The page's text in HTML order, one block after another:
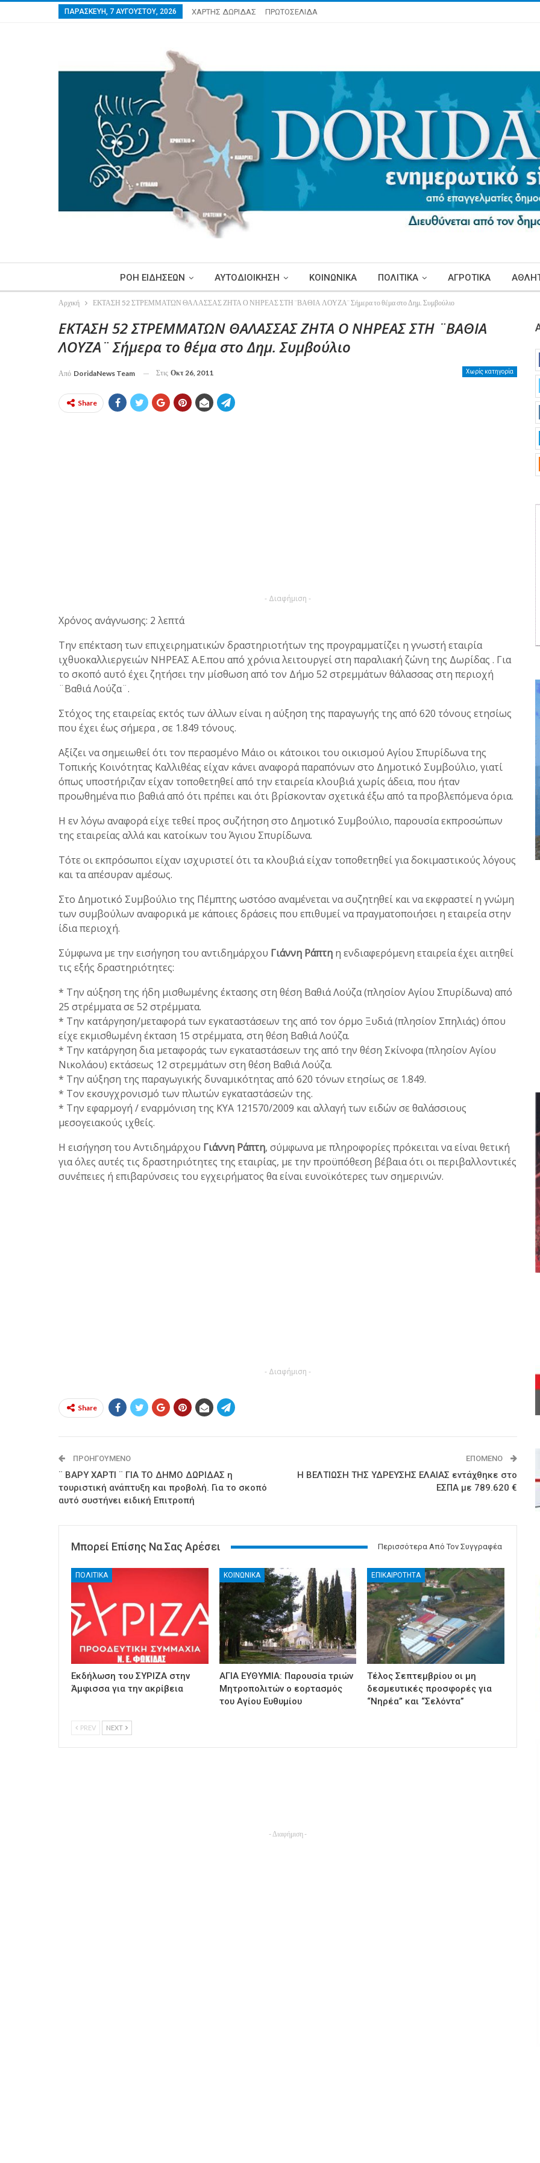
ΠΑΡΑΣΚΕΥΉ, 7 ΑΥΓΟΎΣΤΟΥ, 2026 ΧΑΡΤΗΣ ΔΩΡΙΔΑΣ ΠΡΩΤΟΣΕΛΙΔΑ
ΡΟΗ ΕΙΔΗΣΕΩΝ ΑΥΤΟΔΙΟΙΚΗΣΗ ΚΟΙΝΩΝΙΚΑ ΠΟΛΙΤΙΚΑ ΑΓΡΟΤΙΚΑ
Αρχική ΕΚΤΑΣΗ 52 ΣΤΡΕΜΜΑΤΩΝ ΘΑΛΑΣΣΑΣ ΖΗΤΑ Ο ΝΗΡΕΑΣ ΣΤΗ ¨ΒΑΘΙΑ ΛΟΥΖΑ¨ Σήμερα το θέμα στο Δημ. Συμβούλιο
ΕΚΤΑΣΗ 52 ΣΤΡΕΜΜΑΤΩΝ ΘΑΛΑΣΣΑΣ ΖΗΤΑ Ο ΝΗΡΕΑΣ ΣΤΗ ¨ΒΑΘΙΑ
ΛΟΥΖΑ¨ Σήμερα το θέμα στο Δημ. Συμβούλιο
Χωρίς κατηγορία
Από DoridaNews Team Στις Οκτ 26, 2011
Share
- Διαφήμιση -
Χρόνος ανάγνωσης: 2 λεπτά
Την επέκταση των επιχειρηματικών δραστηριοτήτων της προγραμματίζει η γνωστή εταιρία
ιχθυοκαλλιεργειών ΝΗΡΕΑΣ A.E.που από χρόνια λειτουργεί στη παραλιακή ζώνη της Δωρίδας . Για
το σκοπό αυτό έχει ζητήσει την μίσθωση από τον Δήμο 52 στρεμμάτων θάλασσας στη περιοχή
¨Βαθιά Λούζα¨.
Στόχος της εταιρείας εκτός των άλλων είναι η αύξηση της παραγωγής της από 620 τόνους ετησίως
που έχει έως σήμερα , σε 1.849 τόνους.
Αξίζει να σημειωθεί ότι τον περασμένο Μάιο οι κάτοικοι του οικισμού Αγίου Σπυρίδωνα της
Τοπικής Κοινότητας Καλλιθέας είχαν κάνει αναφορά παραπόνων στο Δημοτικό Συμβούλιο, γιατί
όπως υποστήριζαν είχαν τοποθετηθεί από την εταιρεία κλουβιά χωρίς άδεια, που ήταν
προωθημένα πιο βαθιά από ότι πρέπει και ότι βρίσκονταν σχετικά έξω από τα προβλεπόμενα όρια.
Η εν λόγω αναφορά είχε τεθεί προς συζήτηση στο Δημοτικό Συμβούλιο, παρουσία εκπροσώπων
της εταιρείας αλλά και κατοίκων του Άγιου Σπυρίδωνα.
Τότε οι εκπρόσωποι είχαν ισχυριστεί ότι τα κλουβιά είχαν τοποθετηθεί για δοκιμαστικούς λόγους
και τα απέσυραν αμέσως.
Στο Δημοτικό Συμβούλιο της Πέμπτης ωστόσο αναμένεται να συζητηθεί και να εκφραστεί η γνώμη
των συμβούλων αναφορικά με κάποιες δράσεις που επιθυμεί να πραγματοποιήσει η εταιρεία στην
ίδια περιοχή.
Σύμφωνα με την εισήγηση του αντιδημάρχου Γιάννη Ράπτη η ενδιαφερόμενη εταιρεία έχει αιτηθεί
τις εξής δραστηριότητες:
* Την αύξηση της ήδη μισθωμένης έκτασης στη θέση Βαθιά Λούζα (πλησίον Αγίου Σπυρίδωνα) από
25 στρέμματα σε 52 στρέμματα.
* Την κατάργηση/μεταφορά των εγκαταστάσεων της από τον όρμο Ξυδιά (πλησίον Σπηλιάς) όπου
είχε εκμισθωμένη έκταση 15 στρέμματα, στη θέση Βαθιά Λούζα.
* Την κατάργηση δια μεταφοράς των εγκαταστάσεων της από την θέση Σκίνοφα (πλησίον Αγίου
Νικολάου) εκτάσεως 12 στρεμμάτων στη θέση Βαθιά Λούζα.
* Την αύξηση της παραγωγικής δυναμικότητας από 620 τόνων ετησίως σε 1.849.
* Τον εκσυγχρονισμό των πλωτών εγκαταστάσεών της.
* Την εφαρμογή / εναρμόνιση της ΚΥΑ 121570/2009 και αλλαγή των ειδών σε θαλάσσιους
μεσογειακούς ιχθείς.
Η εισήγηση του Αντιδημάρχου Γιάννη Ράπτη, σύμφωνα με πληροφορίες πρόκειται να είναι θετική
για όλες αυτές τις δραστηριότητες της εταιρίας, με την προϋπόθεση βέβαια ότι οι περιβαλλοντικές
συνέπειες ή επιβαρύνσεις του εγχειρήματος θα είναι ευνοϊκότερες των σημερινών.
- Διαφήμιση -
Share
ΠΡΟΗΓΟΎΜΕΝΟ
¨ ΒΑΡΥ ΧΑΡΤΙ ¨ ΓΙΑ ΤΟ ΔΗΜΟ ΔΩΡΙΔΑΣ η
τουριστική ανάπτυξη και προβολή. Για το σκοπό
αυτό συστήνει ειδική Επιτροπή
ΕΠΌΜΕΝΟ
Η ΒΕΛΤΙΩΣΗ ΤΗΣ ΥΔΡΕΥΣΗΣ ΕΛΑΙΑΣ εντάχθηκε στο
ΕΣΠΑ με 789.620 €
Μπορεί Επίσης Να Σας Αρέσει Περισσότερα Από Τον Συγγραφέα
ΠΟΛΙΤΙΚΑ
Εκδήλωση του ΣΥΡΙΖΑ στην
Άμφισσα για την ακρίβεια
ΚΟΙΝΩΝΙΚΑ
ΑΓΙΑ ΕΥΘΥΜΙΑ: Παρουσία τριών
Μητροπολιτών ο εορτασμός
του Αγίου Ευθυμίου
ΕΠΙΚΑΙΡΟΤΗΤΑ
Τέλος Σεπτεμβρίου οι μη
δεσμευτικές προσφορές για
“Νηρέα” και “Σελόντα”
PREV NEXT
- Διαφήμιση -